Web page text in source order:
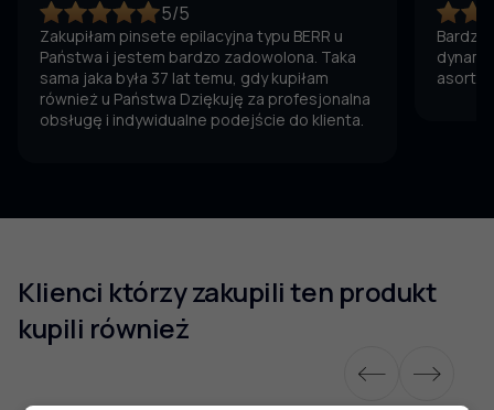
5/5
Zakupiłam pinsete epilacyjna typu BERR u
Państwa i jestem bardzo zadowolona. Taka
sama jaka była 37 lat temu, gdy kupiłam
również u Państwa Dziękuję za profesjonalna
obsługę i indywidualne podejście do klienta.
Bardzo
Klienci którzy zakupili ten produkt
kupili również